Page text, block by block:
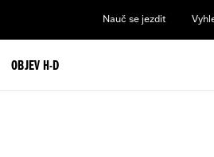
Nauč se jezdit
OBJEV H-D